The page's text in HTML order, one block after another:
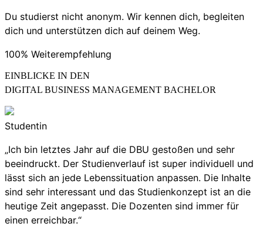
Du studierst nicht anonym. Wir kennen dich, begleiten
dich und unterstützen dich auf deinem Weg.
100% Weiterempfehlung
EINBLICKE IN DEN
DIGITAL BUSINESS MANAGEMENT BACHELOR
Studentin
„Ich bin letztes Jahr auf die DBU gestoßen und sehr
beeindruckt. Der Studienverlauf ist super individuell und
lässt sich an jede Lebenssituation anpassen. Die Inhalte
sind sehr interessant und das Studienkonzept ist an die
heutige Zeit angepasst. Die Dozenten sind immer für
einen erreichbar.“